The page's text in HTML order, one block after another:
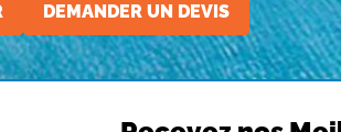
DEMANDER UN DEVIS